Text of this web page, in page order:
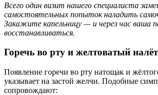
Всего один визит нашего специалиста
самостоятельных попыток наладить
Закажите капельницу — и через час ваша
восстанавливаться.
Горечь во рту и желтоватый
Появление горечи во рту натощак и
указывает на застой желчи. Подобные
сопровождают: